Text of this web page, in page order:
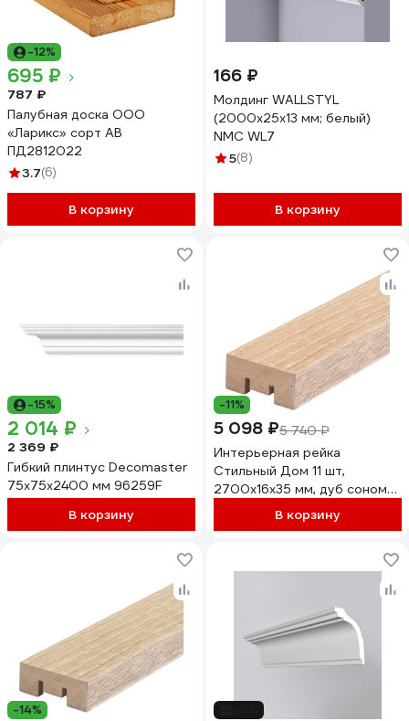
-12%
695 ₽
787 ₽
Палубная доска ООО
«Ларикс» сорт АВ
ПД2812022
3.7(6)
В корзину
166 ₽
Молдинг WALLSTYL
(2000х25х13 мм; белый)
NMC WL7
5(8)
В корзину
-15%
2 014 ₽
2 369 ₽
Гибкий плинтус Decomaster
75x75x2400 мм 96259F
В корзину
-11%
5 098 ₽5 740 ₽
Интерьерная рейка
Стильный Дом 11 шт,
2700x16x35 мм, дуб сонома
В корзину
-14%